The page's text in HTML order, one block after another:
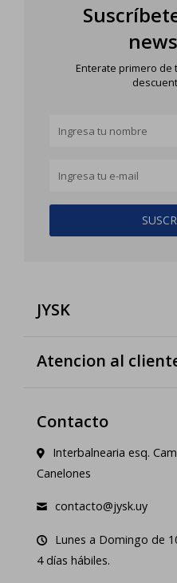
Enterate primero de
JYSK
Atencion al
Contacto
Interbalnearia esq.
Canelones
contacto@jysk.uy
Lunes a Domingo de
4 días hábiles.